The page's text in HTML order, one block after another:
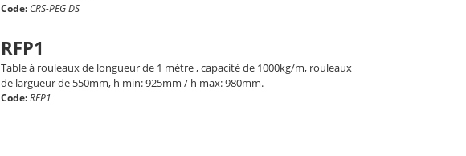
Code: CRS-PEG DS
RFP1
Table à rouleaux de longueur de 1 mètre , capacité de 1000kg/m, rouleaux
de largueur de 550mm, h min: 925mm / h max: 980mm.
Code:RFP1